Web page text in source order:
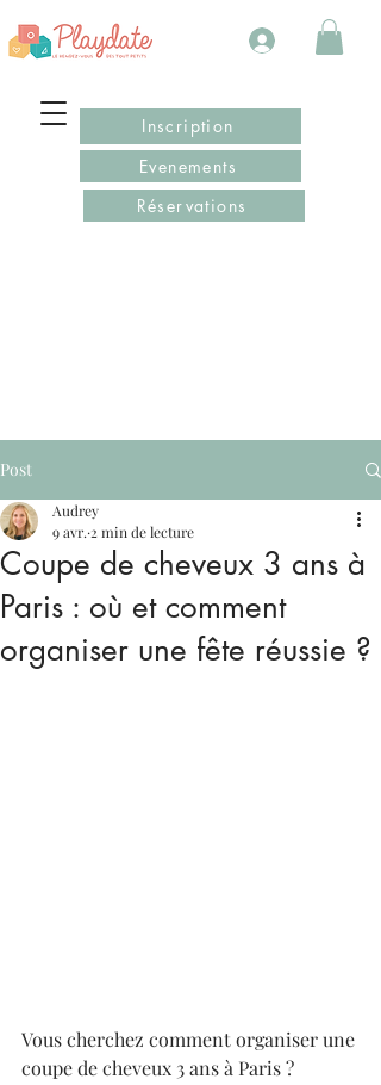
Inscription
Evenements
Réservations
Post
Coupe de cheveux 3 ans à
Paris : où et comment
organiser une fête réussie ?
Audrey
9 avr. 2 min de lecture
Vous cherchez comment organiser une
coupe de cheveux 3 ans à Paris ?